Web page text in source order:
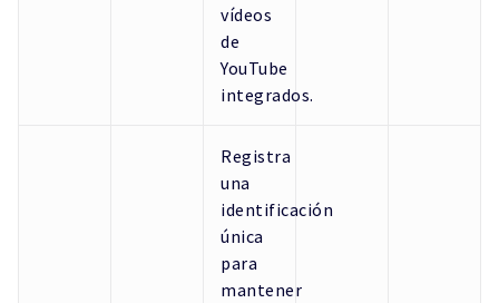
vídeos
de
YouTube
integrados.
Registra
una
identificación
única
para
mantener